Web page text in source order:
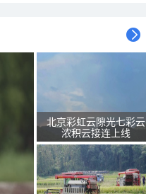
北京彩虹云隙光七彩云
浓积云接连上线